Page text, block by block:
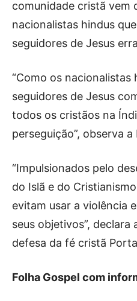
comunidade cristã vem
nacionalistas hindus
seguidores de Jesus
“Como os nacionalistas
seguidores de Jesus
todos os cristãos na
perseguição”, observa
“Impulsionados pelo
do Islã e do
evitam usar a violência
seus objetivos”, declara
defesa da fé cristã
Folha Gospel com